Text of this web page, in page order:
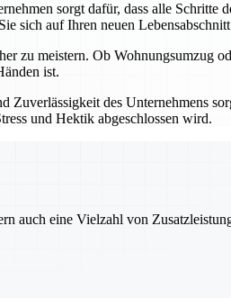
sorgt dafür, dass alle Schritte
sich auf Ihren neuen
zu meistern. Ob Wohnungsumzug
ist.
des Unternehmens
und Hektik abgeschlossen wird.
auch eine Vielzahl von